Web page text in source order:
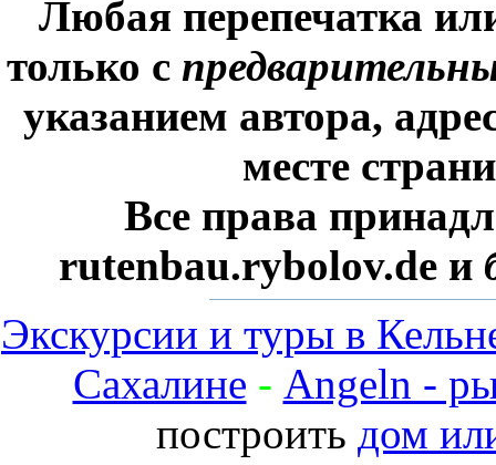
Любая перепечатка
только с
указанием автора,
месте
Все права
rutenbau.rybolov.de и
Экскурсии и туры в
Сахалине - Angeln -
построить дом